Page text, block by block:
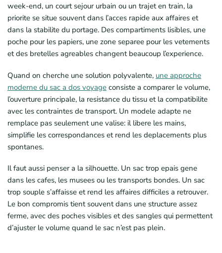
week-end, un court sejour urbain ou un trajet en train, la
priorite se situe souvent dans l’acces rapide aux affaires et
dans la stabilite du portage. Des compartiments lisibles, une
poche pour les papiers, une zone separee pour les vetements
et des bretelles agreables changent beaucoup l’experience.
Quand on cherche une solution polyvalente, une approche
moderne du sac a dos voyage consiste a comparer le volume,
l’ouverture principale, la resistance du tissu et la compatibilite
avec les contraintes de transport. Un modele adapte ne
remplace pas seulement une valise: il libere les mains,
simplifie les correspondances et rend les deplacements plus
spontanes.
Il faut aussi penser a la silhouette. Un sac trop epais gene
dans les cafes, les musees ou les transports bondes. Un sac
trop souple s’affaisse et rend les affaires difficiles a retrouver.
Le bon compromis tient souvent dans une structure assez
ferme, avec des poches visibles et des sangles qui permettent
d’ajuster le volume quand le sac n’est pas plein.